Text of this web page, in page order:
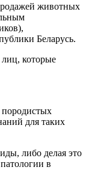
животных
Беларусь.
которые
для таких
либо делая это
в